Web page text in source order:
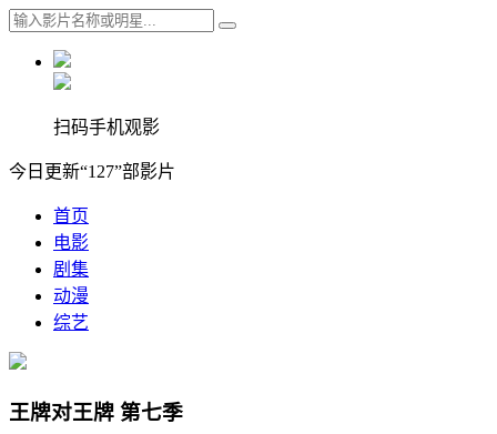
扫码手机观影
今日更新“127”部影片
首页
电影
剧集
动漫
综艺
王牌对王牌 第七季